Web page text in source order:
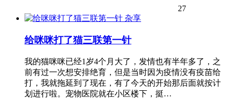
27
杂享
给咪咪打了猫三联第一针
我的猫咪咪已经1岁4个月大了，发情也有半年多了，之
前有过一次想安排绝育，但是当时因为疫情没有疫苗给
打，我就拖延到了现在，有了今天的开始那后面就按计
划进行啦。宠物医院就在小区楼下，挺…